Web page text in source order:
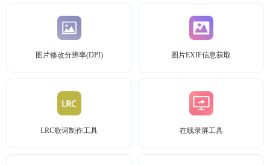
图片修改分辨率(DPI) 图片EXIF信息获取
LRC歌词制作工具 在线录屏工具